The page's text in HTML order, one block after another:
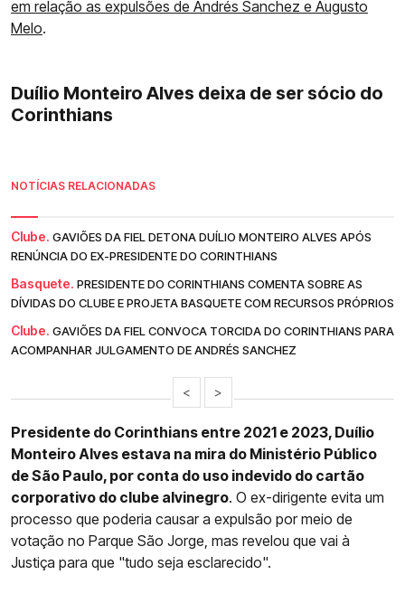
em relação as expulsões de Andrés Sanchez e Augusto
Melo.
Duílio Monteiro Alves deixa de ser sócio do
Corinthians
NOTÍCIAS RELACIONADAS
Clube. GAVIÕES DA FIEL DETONA DUÍLIO MONTEIRO ALVES APÓS
RENÚNCIA DO EX-PRESIDENTE DO CORINTHIANS
Basquete. PRESIDENTE DO CORINTHIANS COMENTA SOBRE AS
DÍVIDAS DO CLUBE E PROJETA BASQUETE COM RECURSOS PRÓPRIOS
Clube. GAVIÕES DA FIEL CONVOCA TORCIDA DO CORINTHIANS PARA
ACOMPANHAR JULGAMENTO DE ANDRÉS SANCHEZ
< >
Presidente do Corinthians entre 2021 e 2023, Duílio
Monteiro Alves estava na mira do Ministério Público
de São Paulo, por conta do uso indevido do cartão
corporativo do clube alvinegro. O ex-dirigente evita um
processo que poderia causar a expulsão por meio de
votação no Parque São Jorge, mas revelou que vai à
Justiça para que "tudo seja esclarecido".